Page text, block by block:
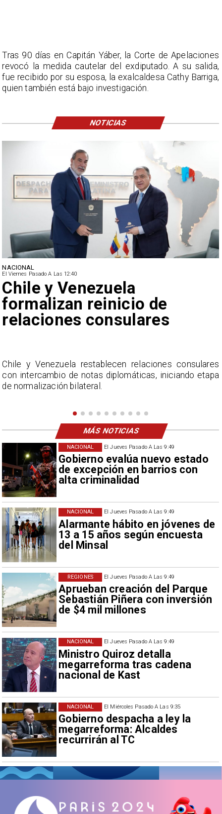
El Jueves Pasado A Las 9:49
Gobierno evalúa nuevo estado
de excepción en barrios con
alta criminalidad
NACIONAL
El Jueves Pasado A Las 9:49
Alarmante hábito en jóvenes de
13 a 15 años según encuesta
del Minsal
NACIONAL
El Jueves Pasado A Las 9:49
Aprueban creación del Parque
Sebastián Piñera con inversión
de $4 mil millones
REGIONES
El Jueves Pasado A Las 9:49
Ministro Quiroz detalla
megarreforma tras cadena
nacional de Kast
NACIONAL
El Miércoles Pasado A Las 9:35
Gobierno despacha a ley la
megarreforma: Alcaldes
recurrirán al TC
NACIONAL
NACIONAL
El Viernes Pasado A Las 12:40
Feriantes rechazan dichos
de Camila Flores sobre
Fabiola Campillai
La Confederación Nacional de Ferias Libres (ASOF)
considera inaceptable que se refieran a Fabiola
Campillai como 'señora de feria', expresión utilizada
Tras 90 días en Capitán Yáber, la Corte de Apelaciones
revocó la medida cautelar del exdiputado. A su salida,
fue recibido por su esposa, la exalcaldesa Cathy Barriga,
quien también está bajo investigación.
NOTICIAS
MÁS NOTICIAS